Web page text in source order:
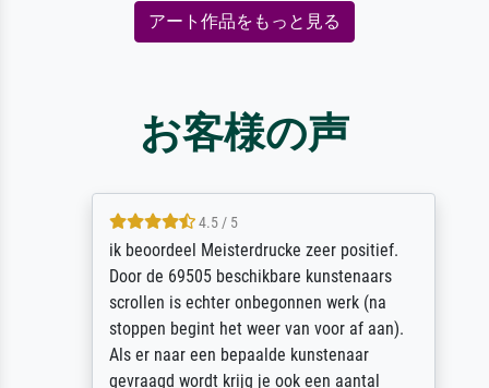
アート作品をもっと見る
お客様の声
4.5 / 5
ik beoordeel Meisterdrucke zeer positief.
Door de 69505 beschikbare kunstenaars
scrollen is echter onbegonnen werk (na
stoppen begint het weer van voor af aan).
Als er naar een bepaalde kunstenaar
gevraagd wordt krijg je ook een aantal